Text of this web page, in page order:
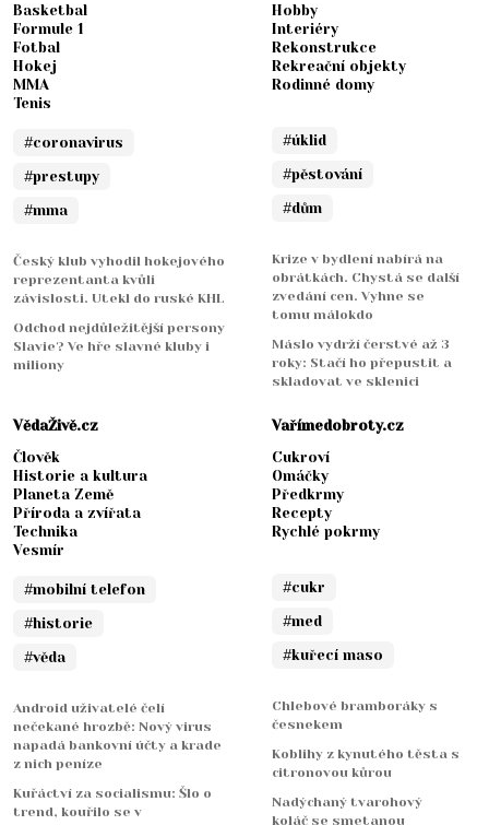
Basketbal
Formule 1
Fotbal
Hokej
MMA
Tenis
#coronavirus
#prestupy
#mma
Český klub vyhodil hokejového
reprezentanta kvůli
závislosti. Utekl do ruské KHL
Odchod nejdůležitější persony
Slavie? Ve hře slavné kluby i
miliony
Hobby
Interiéry
Rekonstrukce
Rekreační objekty
Rodinné domy
#úklid
#pěstování
#dům
Krize v bydlení nabírá na
obrátkách. Chystá se další
zvedání cen. Vyhne se
tomu málokdo
Máslo vydrží čerstvé až 3
roky: Stačí ho přepustit a
skladovat ve sklenici
VědaŽivě.cz
Člověk
Historie a kultura
Planeta Země
Příroda a zvířata
Technika
Vesmír
#mobilní telefon
#historie
#věda
Android uživatelé čelí
nečekané hrozbě: Nový virus
napadá bankovní účty a krade
z nich peníze
Kuřáctví za socialismu: Šlo o
trend, kouřilo se v
Vařímedobroty.cz
Cukroví
Omáčky
Předkrmy
Recepty
Rychlé pokrmy
#cukr
#med
#kuřecí maso
Chlebové bramboráky s
česnekem
Koblihy z kynutého těsta s
citronovou kůrou
Nadýchaný tvarohový
koláč se smetanou